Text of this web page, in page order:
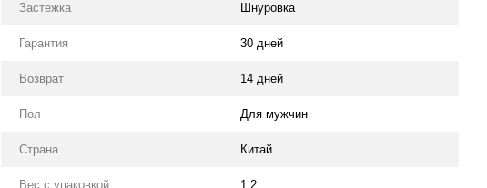
Застежка Шнуровка
Гарантия 30 дней
Возврат 14 дней
Пол Для мужчин
Страна Китай
Вес с упаковкой 1,2